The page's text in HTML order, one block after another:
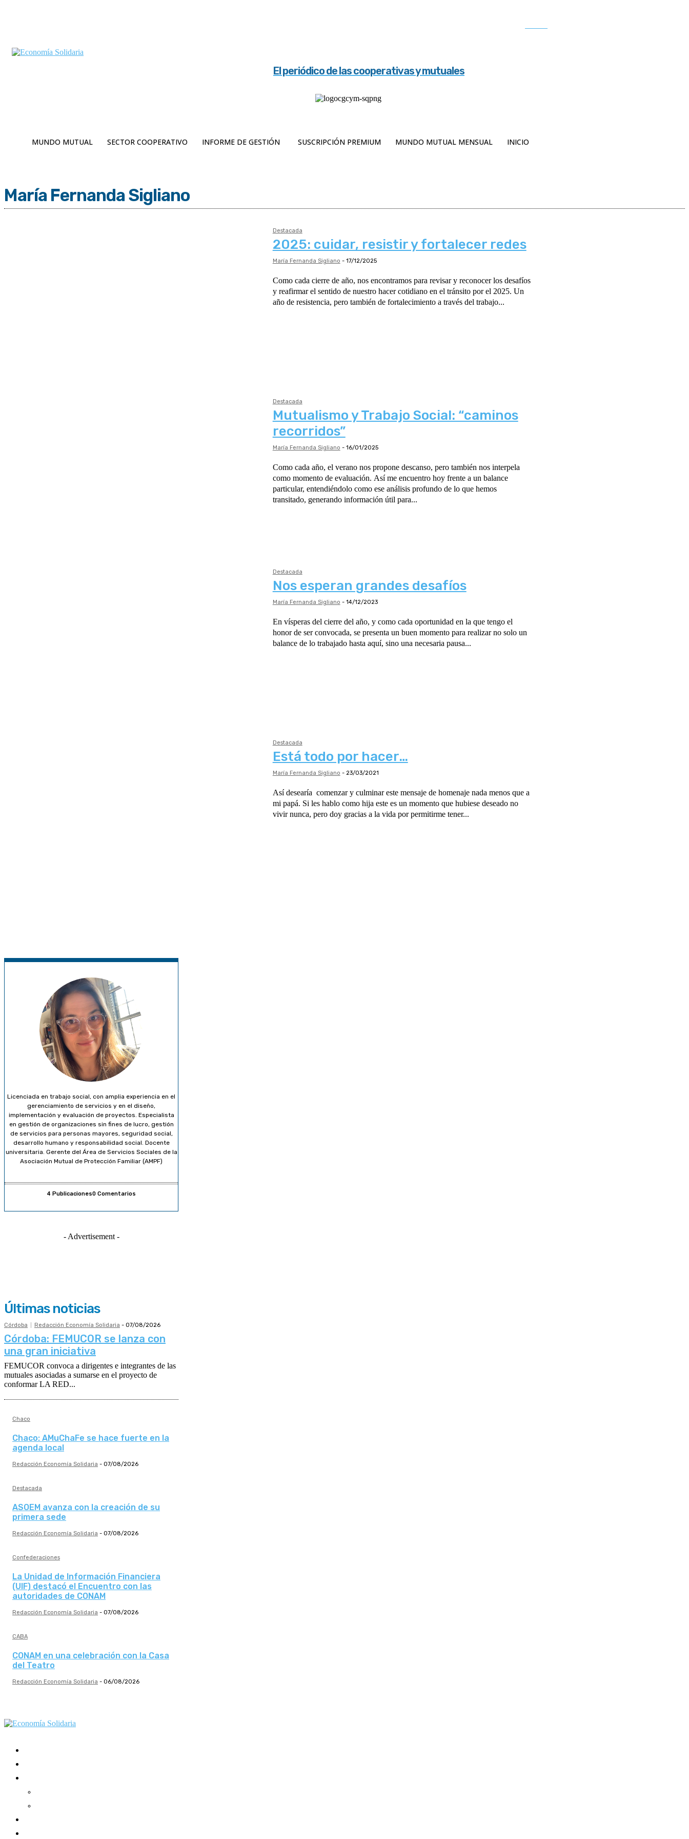
El periódico de las cooperativas y mutuales
MUNDO MUTUAL SECTOR COOPERATIVO INFORME DE GESTIÓN SUSCRIPCIÓN PREMIUM MUNDO MUTUAL MENSUAL INICIO
María Fernanda Sigliano
Destacada
2025: cuidar, resistir y fortalecer redes
María Fernanda Sigliano - 17/12/2025
Como cada cierre de año, nos encontramos para revisar y reconocer los desafíos
y reafirmar el sentido de nuestro hacer cotidiano en el tránsito por el 2025. Un
año de resistencia, pero también de fortalecimiento a través del trabajo...
Destacada
Mutualismo y Trabajo Social: “caminos
recorridos”
María Fernanda Sigliano - 16/01/2025
Como cada año, el verano nos propone descanso, pero también nos interpela
como momento de evaluación. Así me encuentro hoy frente a un balance
particular, entendiéndolo como ese análisis profundo de lo que hemos
transitado, generando información útil para...
Destacada
Nos esperan grandes desafíos
María Fernanda Sigliano - 14/12/2023
En vísperas del cierre del año, y como cada oportunidad en la que tengo el
honor de ser convocada, se presenta un buen momento para realizar no solo un
balance de lo trabajado hasta aquí, sino una necesaria pausa...
Destacada
Está todo por hacer…
María Fernanda Sigliano - 23/03/2021
Así desearía comenzar y culminar este mensaje de homenaje nada menos que a
mi papá. Si les hablo como hija este es un momento que hubiese deseado no
vivir nunca, pero doy gracias a la vida por permitirme tener...
Licenciada en trabajo social, con amplia experiencia en el
gerenciamiento de servicios y en el diseño,
implementación y evaluación de proyectos. Especialista
en gestión de organizaciones sin fines de lucro, gestión
de servicios para personas mayores, seguridad social,
desarrollo humano y responsabilidad social. Docente
universitaria. Gerente del Área de Servicios Sociales de la
Asociación Mutual de Protección Familiar (AMPF)
4 Publicaciones0 Comentarios
- Advertisement -
Últimas noticias
Córdoba Redacción Economía Solidaria - 07/08/2026
Córdoba: FEMUCOR se lanza con
una gran iniciativa
FEMUCOR convoca a dirigentes e integrantes de las
mutuales asociadas a sumarse en el proyecto de
conformar LA RED...
Chaco
Chaco: AMuChaFe se hace fuerte en la
agenda local
Redacción Economía Solidaria - 07/08/2026
Destacada
ASOEM avanza con la creación de su
primera sede
Redacción Economía Solidaria - 07/08/2026
Confederaciones
La Unidad de Información Financiera
(UIF) destacó el Encuentro con las
autoridades de CONAM
Redacción Economía Solidaria - 07/08/2026
CABA
CONAM en una celebración con la Casa
del Teatro
Redacción Economía Solidaria - 06/08/2026